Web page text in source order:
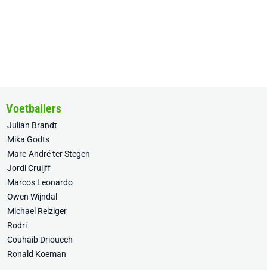
Voetballers
Julian Brandt
Mika Godts
Marc-André ter Stegen
Jordi Cruijff
Marcos Leonardo
Owen Wijndal
Michael Reiziger
Rodri
Couhaib Driouech
Ronald Koeman